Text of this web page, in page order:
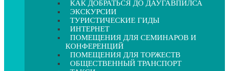
КАК ДОБРАТЬСЯ ДО ДАУГАВПИЛСА
ЭКСКУРСИИ
ТУРИСТИЧЕСКИЕ ГИДЫ
ИНТЕРНЕТ
ПОМЕЩЕНИЯ ДЛЯ СЕМИНАРОВ И
КОНФЕРЕНЦИЙ
ПОМЕЩЕНИЯ ДЛЯ ТОРЖЕСТВ
ОБЩЕСТВЕННЫЙ ТРАНСПОРТ